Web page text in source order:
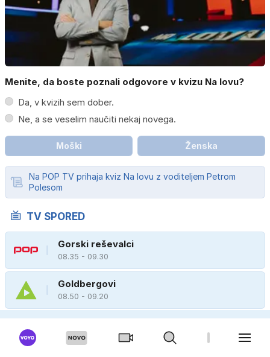
Menite, da boste poznali odgovore v kvizu Na lovu?
Da, v kvizih sem dober.
Ne, a se veselim naučiti nekaj novega.
Moški Ženska
Na POP TV prihaja kviz Na lovu z voditeljem Petrom
Polesom
TV SPORED
Gorski reševalci
08.35 - 09.30
Goldbergovi
08.50 - 09.20
08.00 - 10.05